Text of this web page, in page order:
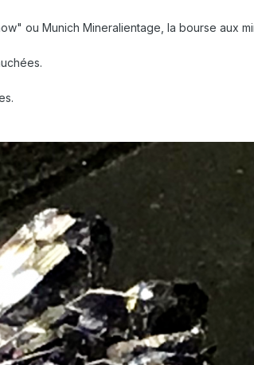
ou Munich Mineralientage, la bourse aux